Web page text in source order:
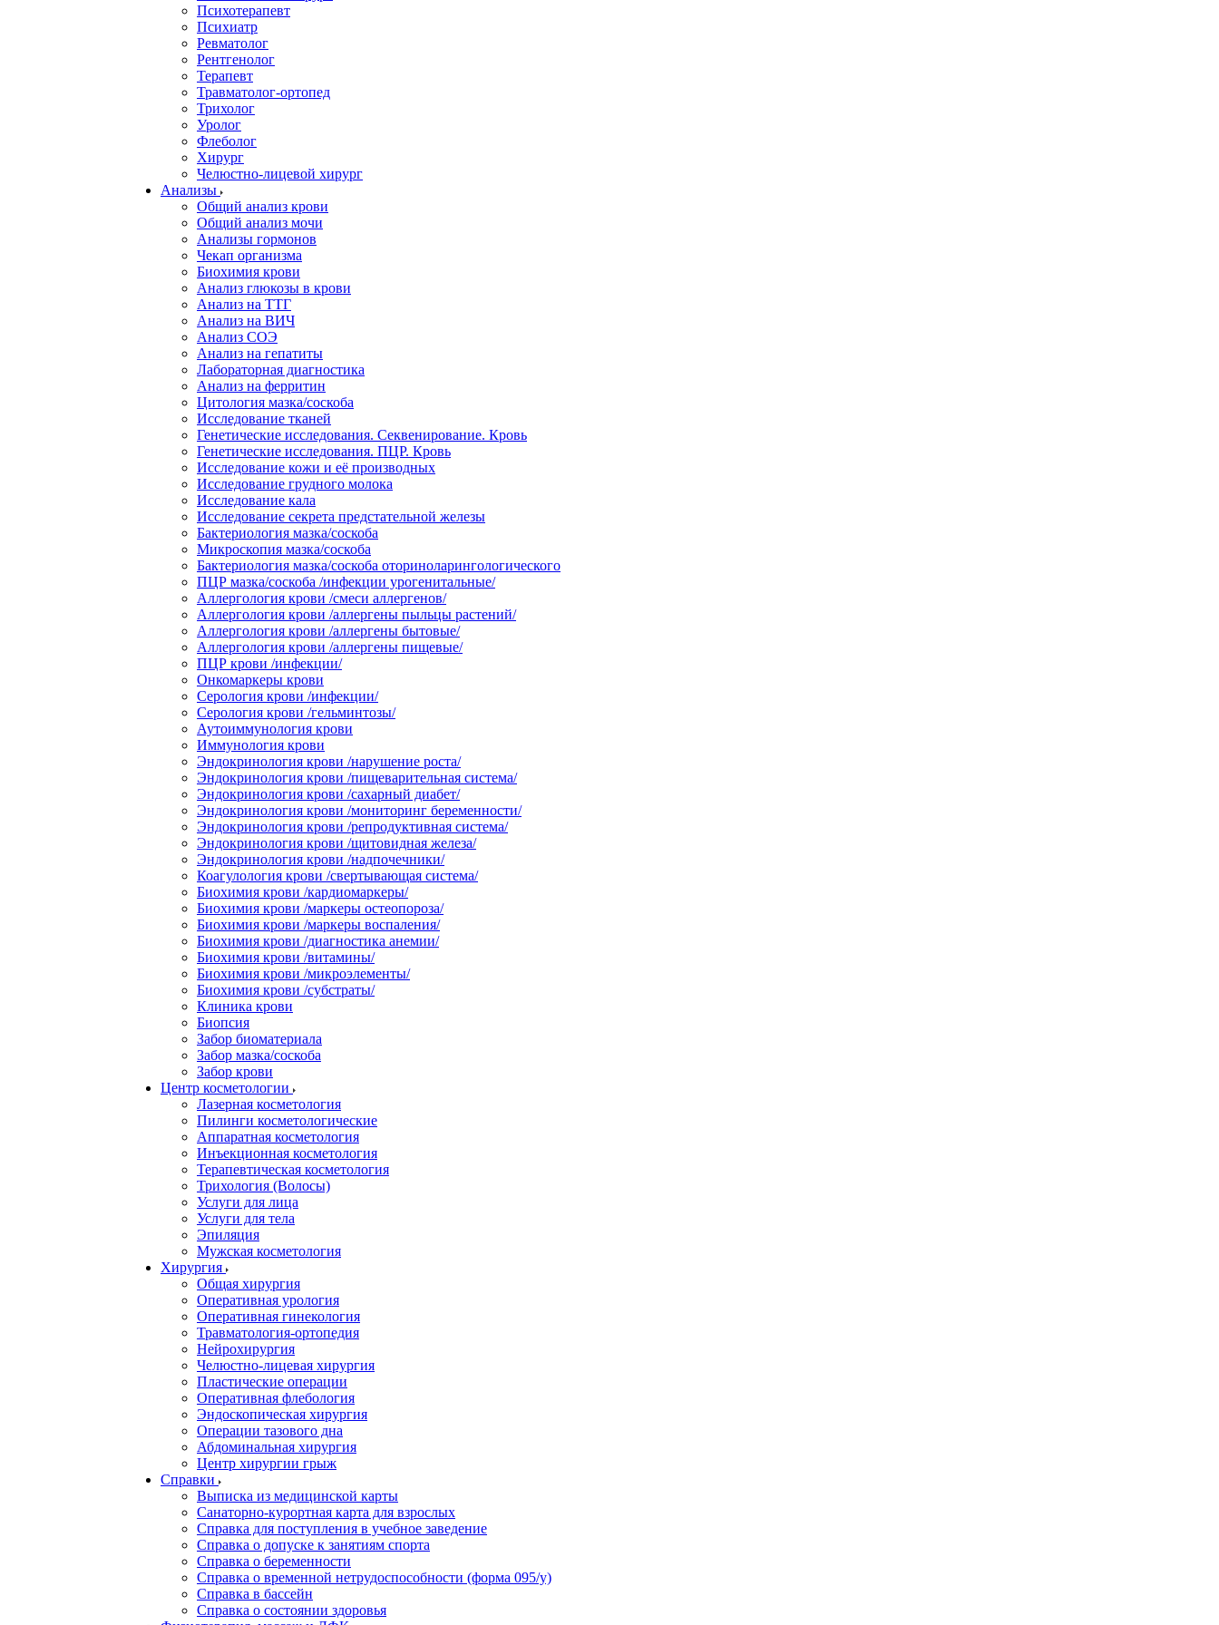
Психотерапевт
Психиатр
Ревматолог
Рентгенолог
Терапевт
Травматолог-ортопед
Трихолог
Уролог
Флеболог
Хирург
Челюстно-лицевой хирург
Анализы
Общий анализ крови
Общий анализ мочи
Анализы гормонов
Чекап организма
Биохимия крови
Анализ глюкозы в крови
Анализ на ТТГ
Анализ на ВИЧ
Анализ СОЭ
Анализ на гепатиты
Лабораторная диагностика
Анализ на ферритин
Цитология мазка/соскоба
Исследование тканей
Генетические исследования. Секвенирование. Кровь
Генетические исследования. ПЦР. Кровь
Исследование кожи и её производных
Исследование грудного молока
Исследование кала
Исследование секрета предстательной железы
Бактериология мазка/соскоба
Микроскопия мазка/соскоба
Бактериология мазка/соскоба оториноларингологического
ПЦР мазка/соскоба /инфекции урогенитальные/
Аллергология крови /смеси аллергенов/
Аллергология крови /аллергены пыльцы растений/
Аллергология крови /аллергены бытовые/
Аллергология крови /аллергены пищевые/
ПЦР крови /инфекции/
Онкомаркеры крови
Серология крови /инфекции/
Серология крови /гельминтозы/
Аутоиммунология крови
Иммунология крови
Эндокринология крови /нарушение роста/
Эндокринология крови /пищеварительная система/
Эндокринология крови /сахарный диабет/
Эндокринология крови /мониторинг беременности/
Эндокринология крови /репродуктивная система/
Эндокринология крови /щитовидная железа/
Эндокринология крови /надпочечники/
Коагулология крови /свертывающая система/
Биохимия крови /кардиомаркеры/
Биохимия крови /маркеры остеопороза/
Биохимия крови /маркеры воспаления/
Биохимия крови /диагностика анемии/
Биохимия крови /витамины/
Биохимия крови /микроэлементы/
Биохимия крови /субстраты/
Клиника крови
Биопсия
Забор биоматериала
Забор мазка/соскоба
Забор крови
Центр косметологии
Лазерная косметология
Пилинги косметологические
Аппаратная косметология
Инъекционная косметология
Терапевтическая косметология
Трихология (Волосы)
Услуги для лица
Услуги для тела
Эпиляция
Мужская косметология
Хирургия
Общая хирургия
Оперативная урология
Оперативная гинекология
Травматология-ортопедия
Нейрохирургия
Челюстно-лицевая хирургия
Пластические операции
Оперативная флебология
Эндоскопическая хирургия
Операции тазового дна
Абдоминальная хирургия
Центр хирургии грыж
Справки
Выписка из медицинской карты
Санаторно-курортная карта для взрослых
Справка для поступления в учебное заведение
Справка о допуске к занятиям спорта
Справка о беременности
Справка о временной нетрудоспособности (форма 095/у)
Справка в бассейн
Справка о состоянии здоровья